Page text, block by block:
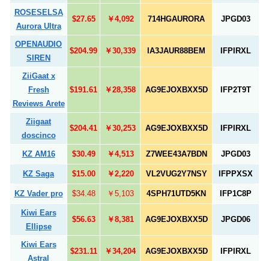
ROSESELSA
Aurora Ultra
$27.65 ￥4,092 714HGAURORA JPGD03
OPENAUDIO
SIREN
$204.99 ￥30,339 IA3JAUR88BEM IFPIRXL
ZiiGaat x
Fresh
Reviews Arete
$191.61 ￥28,358 AG9EJOXBXX5D IFP2T9T
Ziigaat
doscinco
$204.41 ￥30,253 AG9EJOXBXX5D IFPIRXL
KZ AM16 $30.49 ￥4,513 Z7WEE43A7BDN JPGD03
KZ Saga $15.00 ￥2,220 VL2VUG2Y7NSY IFPPXSX
KZ Vader pro $34.48 ￥5,103 4SPH71UTD5KN IFP1C8P
Kiwi Ears
Ellipse
$56.63 ￥8,381 AG9EJOXBXX5D JPGD06
Kiwi Ears
Astral
$231.11 ￥34,204 AG9EJOXBXX5D IFPIRXL